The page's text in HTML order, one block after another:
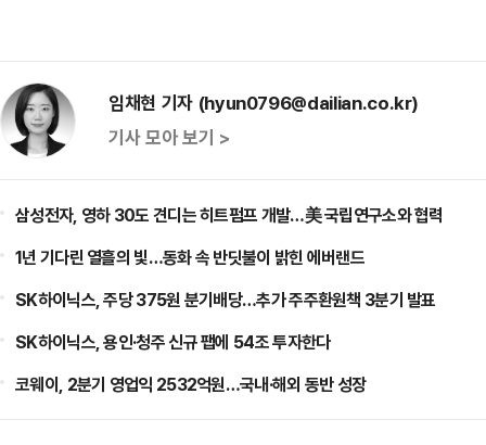
임채현 기자 (hyun0796@dailian.co.kr)
기사 모아 보기 >
삼성전자, 영하 30도 견디는 히트펌프 개발…美 국립연구소와 협력
1년 기다린 열흘의 빛…동화 속 반딧불이 밝힌 에버랜드
SK하이닉스, 주당 375원 분기배당…추가 주주환원책 3분기 발표
SK하이닉스, 용인·청주 신규 팹에 54조 투자한다
코웨이, 2분기 영업익 2532억원…국내·해외 동반 성장